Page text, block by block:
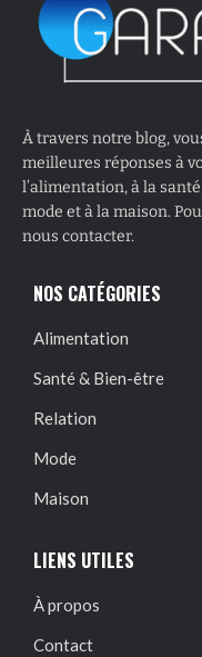
À travers notre blog,
meilleures réponses à
l’alimentation, à la
mode et à la maison.
nous contacter.
NOS CATÉGORIES
Alimentation
Santé & Bien-être
Relation
Mode
Maison
LIENS UTILES
À propos
Contact